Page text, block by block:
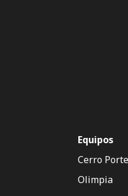
Equipos
Cerro
Olimpia